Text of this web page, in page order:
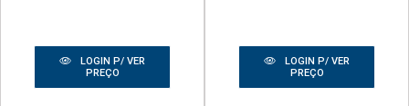
LOGIN P/ VER
PREÇO
LOGIN P/ VER
PREÇO